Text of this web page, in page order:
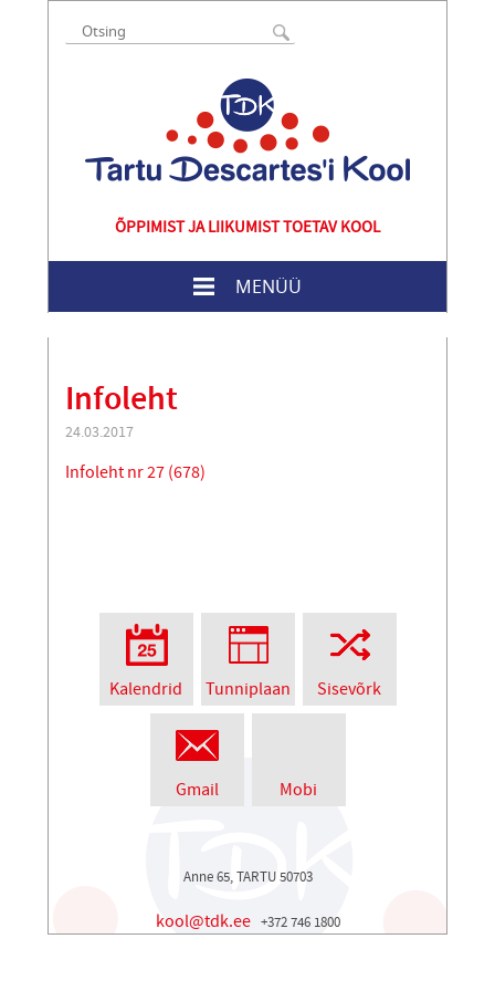
ÕPPIMIST JA LIIKUMIST TOETAV KOOL
MENÜÜ
Infoleht
24.03.2017
Infoleht nr 27 (678)
Kalendrid Tunniplaan Sisevõrk
Gmail Mobi
Anne 65, TARTU 50703
kool@tdk.ee +372 746 1800